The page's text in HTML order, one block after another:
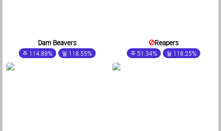
Dam Beavers
주 114.89% 일 118.55%
Reapers
주 51.34% 일 118.25%